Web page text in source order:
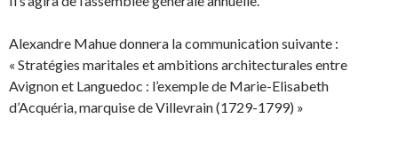
Alexandre Mahue donnera la communication suivante :
« Stratégies maritales et ambitions architecturales entre
Avignon et Languedoc : l’exemple de Marie-Elisabeth
d’Acquéria, marquise de Villevrain (1729-1799) »